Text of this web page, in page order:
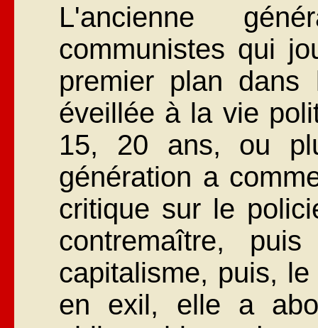
L'ancienne
communistes qui
premier plan
éveillée à la vie
15, 20 ans, ou
génération a
critique sur le
contremaître,
capitalisme, puis,
en exil, elle a